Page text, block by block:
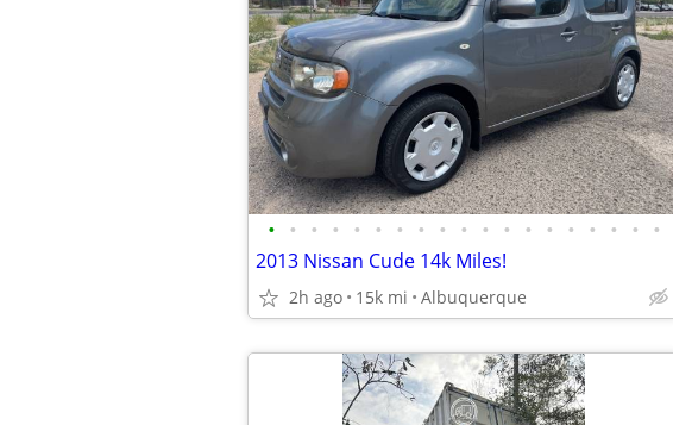
• • • • • • • • • • • • • • • • • • •
2013 Nissan Cude 14k Miles!
2h ago 15k mi Albuquerque